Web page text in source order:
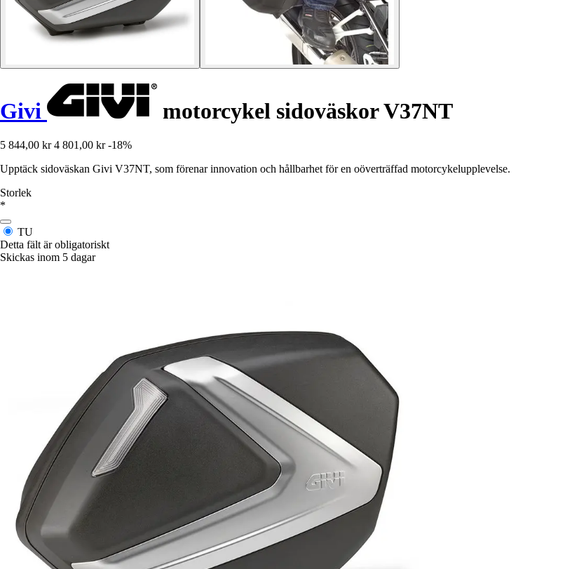
Givi motorcykel sidoväskor V37NT
5 844,00 kr 4 801,00 kr -18%
Upptäck sidoväskan Givi V37NT, som förenar innovation och hållbarhet för en oöverträffad motorcykelupplevelse.
Storlek
*
TU
Detta fält är obligatoriskt
Skickas inom 5 dagar